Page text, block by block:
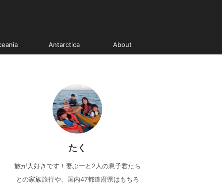
Antarctica About
たく
旅が大好きです！妻ぶーと2人の息子君たち
との家族旅行や、国内47都道府県はもちろ